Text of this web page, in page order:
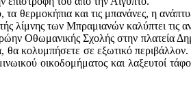
θερμοκήπια και τις μπανάνες, η
λίμνης των Μπραμιανών καλύπτει τις
Oθωμανικής Σχολής στην πλατεία
κολυμπήσετε σε εξωτικό
οικοδομήματος και λαξευτοί